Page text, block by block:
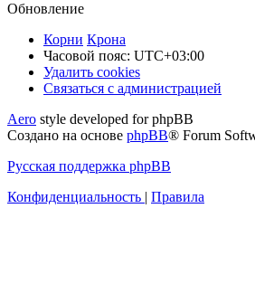
Обновление
Корни Крона
Часовой пояс: UTC+03:00
Удалить cookies
Связаться
администрацией
Связаться с администрацией
Aero style developed for phpBB
Создано на основе phpBB® Forum
Русская поддержка phpBB
Конфиденциальность | Правила